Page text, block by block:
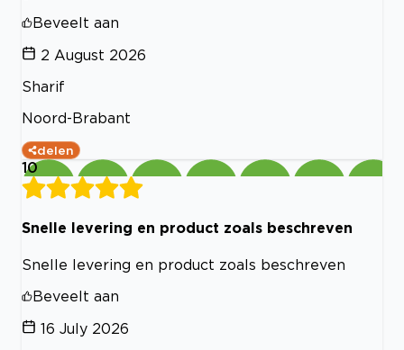
Beveelt aan
2 August 2026
Sharif
Noord-Brabant
delen
10
Snelle levering en product zoals beschreven
Snelle levering en product zoals beschreven
Beveelt aan
16 July 2026